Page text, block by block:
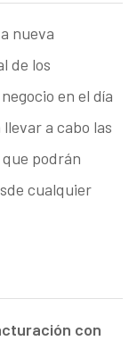
nueva
de los
en el día
a cabo las
podrán
cualquier
con